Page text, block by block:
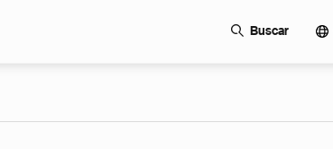
Buscar